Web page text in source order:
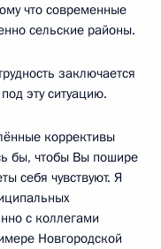
что современные
сельские районы.
заключается
эту ситуацию.
коррективы
бы, чтобы Вы пошире
себя чувствуют. Я
с коллегами
Новгородской